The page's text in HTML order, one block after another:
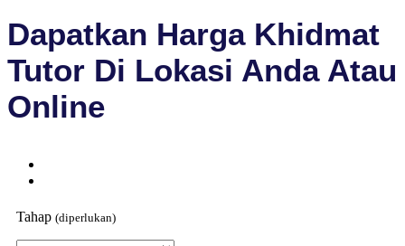
Dapatkan Harga Khidmat
Tutor Di Lokasi Anda Atau
Online
Tahap (diperlukan)